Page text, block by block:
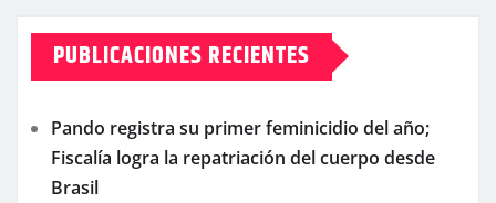
PUBLICACIONES RECIENTES
Pando registra su primer feminicidio del año;
Fiscalía logra la repatriación del cuerpo desde
Brasil